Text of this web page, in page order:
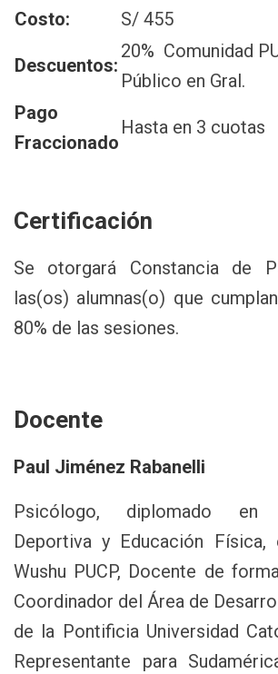
Costo:
S/ 455
Descuentos:
20% Comunidad
Público en Gral.
Pago
Fraccionado
Hasta en 3 cuotas
Certificación
Se otorgará Constancia de
las(os) alumnas(o) que
80% de las sesiones.
Docente
Paul Jiménez Rabanelli
Psicólogo, diplomado en
Deportiva y Educación Física,
Wushu PUCP, Docente de
Coordinador del Área de
de la Pontificia Universidad
Representante para